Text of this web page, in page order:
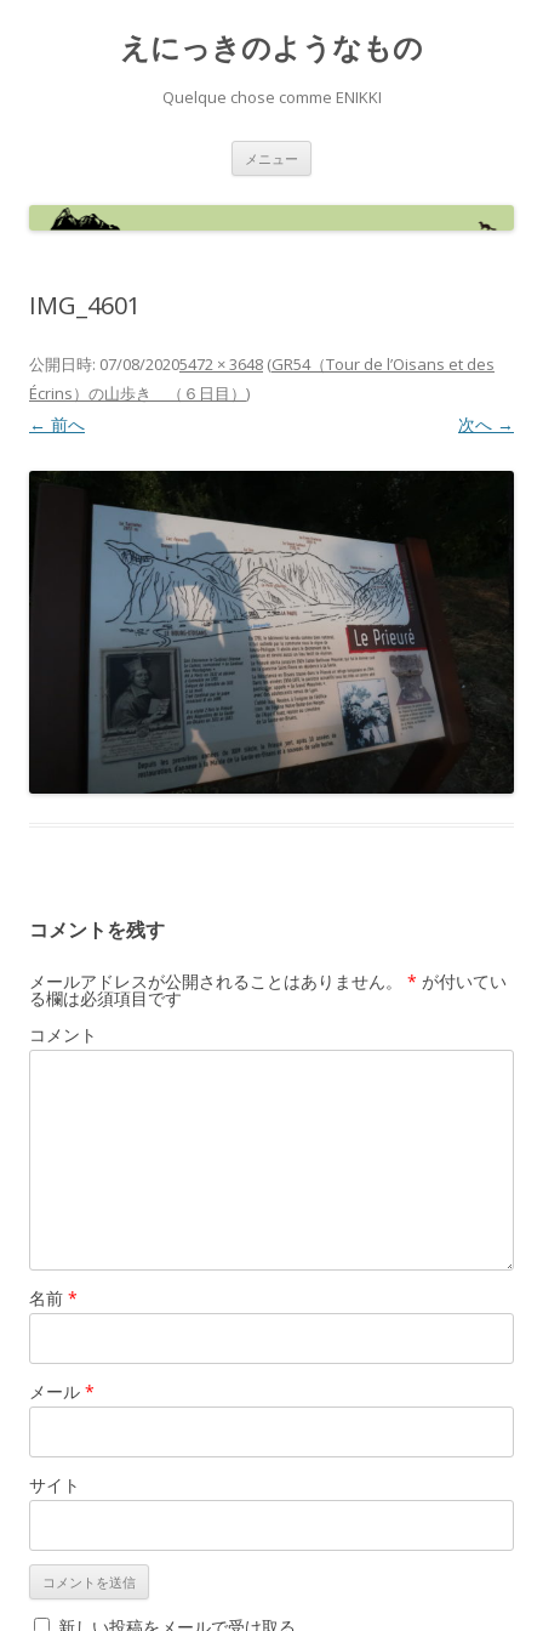
えにっきのようなもの
Quelque chose comme ENIKKI
メニュー
ン
へ
IMG_4601
公開日時: 07/08/20205472 × 3648 (GR54（Tour de l’Oisans et des
Écrins）の山歩き （６日目） )
← 前へ 次へ →
コメントを残す
メールアドレスが公開されることはありません。 * が付いてい
る欄は必須項目です
コメント
名前 *
メール *
サイト